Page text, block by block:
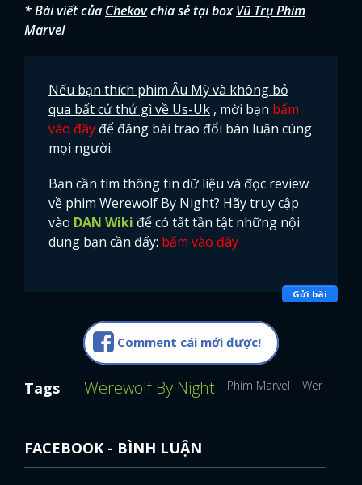
* Bài viết của Chekovchia sẻ tại boxVũ Trụ Phim
Marvel
Nếu bạn thích phim Âu Mỹ và không bỏ
qua bất cứ thứ gì về Us-Uk , mời bạn bấm
vào đây để đăng bài trao đổi bàn luận cùng
mọi người.
Bạn cần tìm thông tin dữ liệu và đọc review
về phim Werewolf By Night? Hãy truy cập
vào DAN Wiki để có tất tần tật những nội
dung bạn cần đấy: bấm vào đây
Gửi bài
Comment cái mới được!
Tags Werewolf By Night Phim Marvel Werewolf
FACEBOOK - BÌNH LUẬN